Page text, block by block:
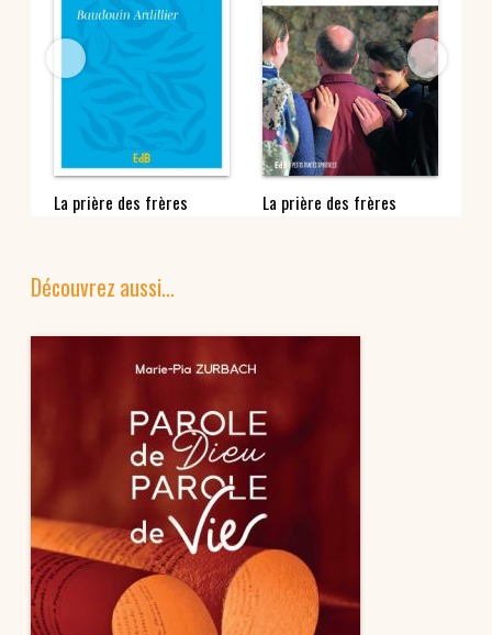
La prière des frères La prière des frères
Découvrez aussi…